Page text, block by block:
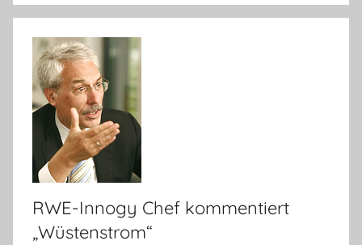
RWE-Innogy Chef kommentiert
„Wüstenstrom“